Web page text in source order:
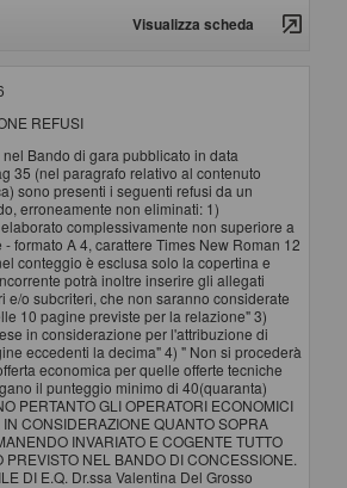
Visualizza scheda
REFUSI
Bando di gara pubblicato in data
35 (nel paragrafo relativo al contenuto
sono presenti i seguenti refusi da un
erroneamente non eliminati: 1)
complessivamente non superiore a
formato A 4, carattere Times New Roman 12
conteggio è esclusa solo la copertina e
potrà inoltre inserire gli allegati
e/o subcriteri, che non saranno considerate
10 pagine previste per la relazione" 3)
in considerazione per l'attribuzione di
eccedenti la decima" 4) " Non si procederà
economica per quelle offerte tecniche
il punteggio minimo di 40(quaranta)
PERTANTO GLI OPERATORI ECONOMICI
CONSIDERAZIONE QUANTO SOPRA
INVARIATO E COGENTE TUTTO
PREVISTO NEL BANDO DI CONCESSIONE.
DI E.Q. Dr.ssa Valentina Del Grosso